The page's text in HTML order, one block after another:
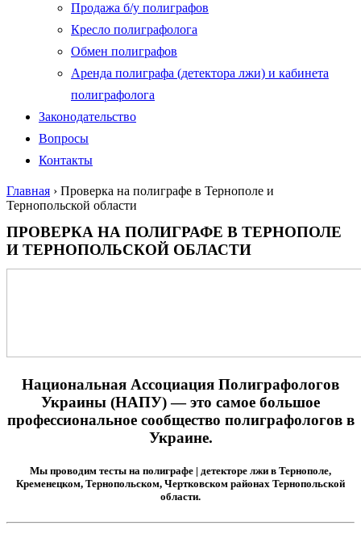
Продажа б/у полиграфов
Кресло полиграфолога
Обмен полиграфов
Аренда полиграфа (детектора лжи) и кабинета
полиграфолога
Законодательство
Вопросы
Контакты
Главная › Проверка на полиграфе в Тернополе и
Тернопольской области
ПРОВЕРКА НА ПОЛИГРАФЕ В ТЕРНОПОЛЕ
И ТЕРНОПОЛЬСКОЙ ОБЛАСТИ
Национальная Ассоциация Полиграфологов
Украины (НАПУ) — это самое большое
профессиональное сообщество полиграфологов в
Украине.
Мы проводим тесты на полиграфе | детекторе лжи в Тернополе,
Кременецком, Тернопольском, Чертковском районах Тернопольской
области.